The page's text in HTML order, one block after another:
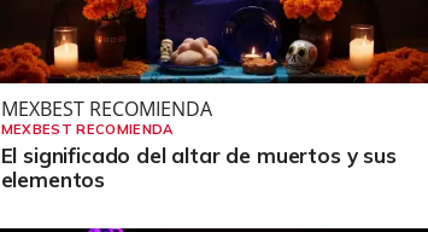
MEXBEST RECOMIENDA
MEXBEST RECOMIENDA
El significado del altar de muertos y sus
elementos